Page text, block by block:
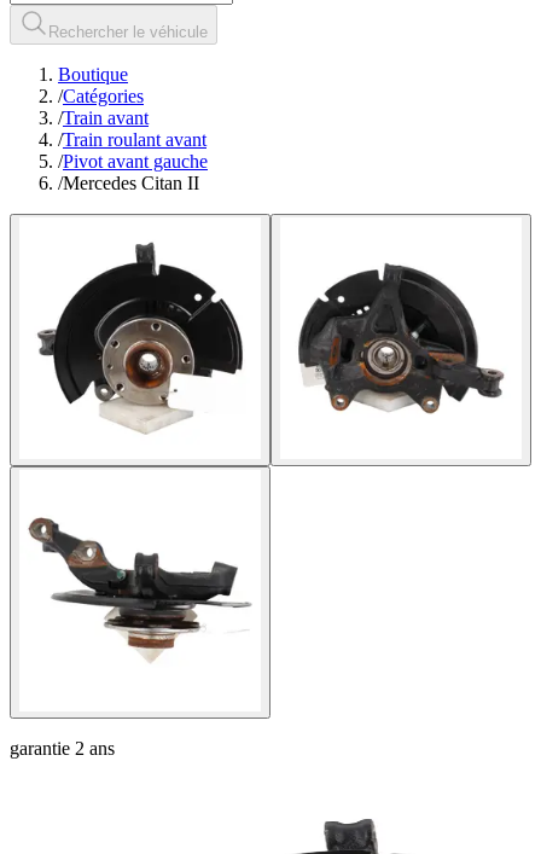
Rechercher le véhicule
Boutique
/Catégories
/Train avant
/Train roulant avant
/Pivot avant gauche
/Mercedes Citan II
garantie 2 ans